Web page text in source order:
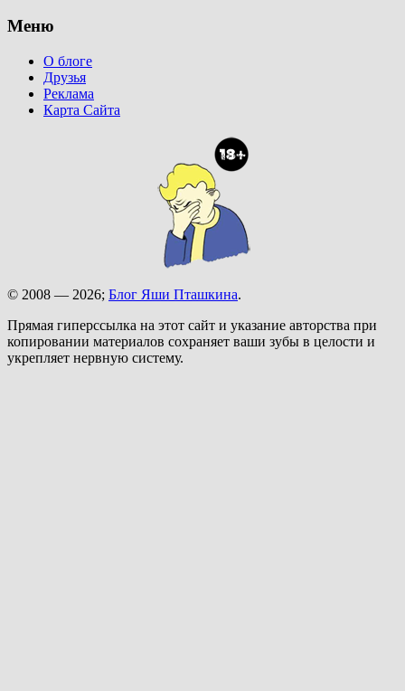
Меню
О блоге
Друзья
Реклама
Карта Сайта
© 2008 — 2026; Блог Яши Пташкина.
Прямая гиперссылка на этот сайт и указание авторства при
копировании материалов сохраняет ваши зубы в целости и
укрепляет нервную систему.